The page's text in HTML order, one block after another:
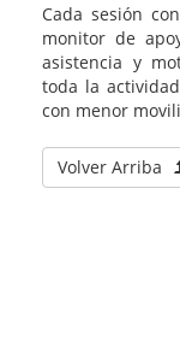
Cada sesión
monitor de
asistencia y
toda la
con menor
Volver Arriba